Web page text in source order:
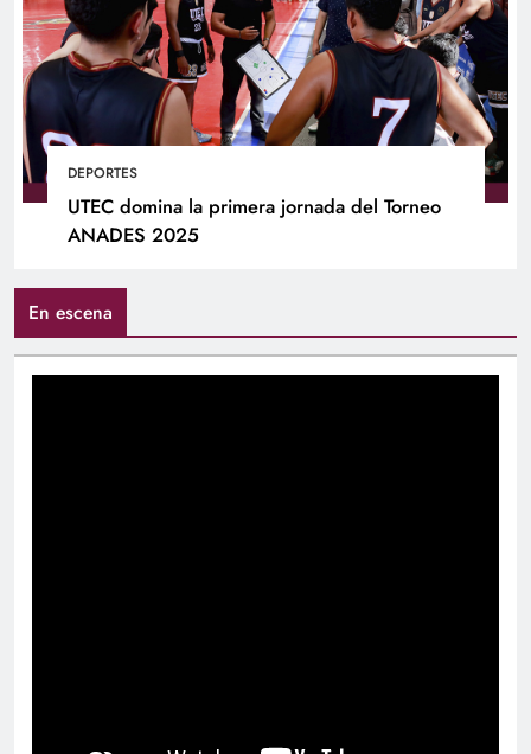
DEPORTES
UTEC domina la primera jornada del Torneo
ANADES 2025
En escena